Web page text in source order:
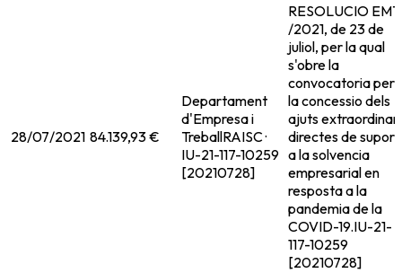
28/07/2021 84.139,93 €
Departament
d'Empresa i
TreballRAISC ·
IU-21-117-10259
[20210728]
RESOLUCIO
/2021, de 23 de
juliol, per la qual
s'obre la
convocatoria per
la concessio dels
ajuts
directes de suport
a la solvencia
empresarial en
resposta a la
pandemia de la
COVID-19.IU-21-
117-10259
[20210728]